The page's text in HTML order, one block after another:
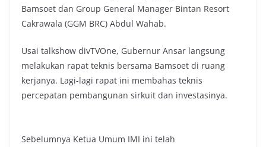
Bamsoet dan Group General Manager Bintan Resort
Cakrawala (GGM BRC) Abdul Wahab.
Usai talkshow divTVOne, Gubernur Ansar langsung
melakukan rapat teknis bersama Bamsoet di ruang
kerjanya. Lagi-lagi rapat ini membahas teknis
percepatan pembangunan sirkuit dan investasinya.
Sebelumnya Ketua Umum IMI ini telah